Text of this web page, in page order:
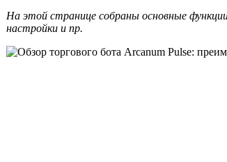
На этой странице собраны основные
настройки и пр.